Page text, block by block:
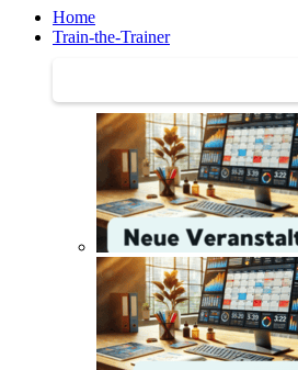
Home
Train-the-Trainer